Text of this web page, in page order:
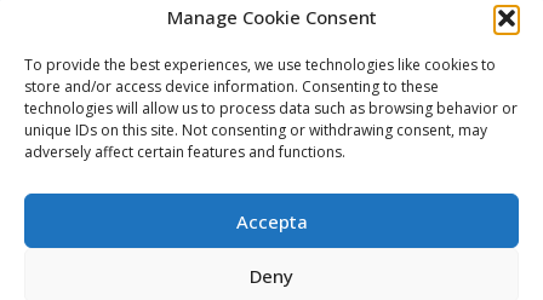
Manage Cookie Consent
To provide the best experiences, we use technologies like cookies to
store and/or access device information. Consenting to these
technologies will allow us to process data such as browsing behavior or
unique IDs on this site. Not consenting or withdrawing consent, may
adversely affect certain features and functions.
Accepta
Deny
Angel Guimerà, 8 - 08289 Copons
e_mail: copons@copons.cat